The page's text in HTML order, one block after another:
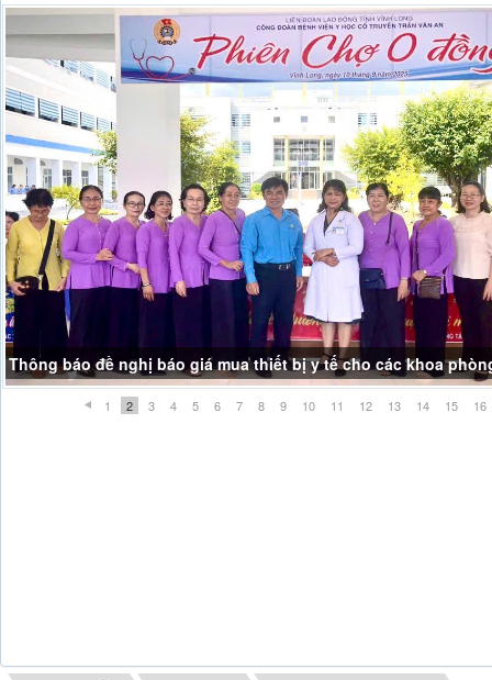
Thông báo đề nghị báo giá mua thiết bị y tế cho các khoa
THÔNG BÁO NGHĨ LỄ GIỖ TỔ HÙNG VƯƠNG
1 2 3 4 5 6 7 8 9 10 11 12 13 14 15 16